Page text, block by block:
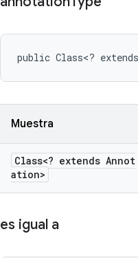
public Class<?
Muestra
Class<? extends Annot
ation>
es igual a